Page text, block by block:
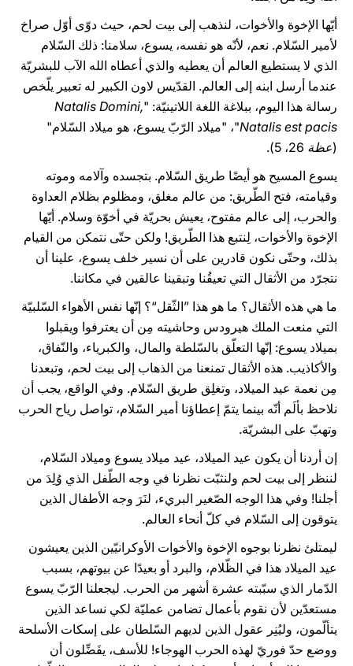
أيّها الإخوة والأخوات، لنذهب إلى بيت لحم، حيث دوّى أوّل صراخ
لأمير السّلام. نعم، لأنّه هو نفسه، يسوع، سلامنا: ذلك السّلام
الذي لا يستطيع العالم أن يعطيه والذي أعطاه الله الآب للبشريّة
عندما أرسل ابنه إلى العالم. القدّيس لاون الكبير له تعبير يلّخص
رسالة هذا اليوم، ببلاغة اللغة اللاتينيّة: "Natalis Domini,
Natalis est pacis"، "ميلاد الرّبّ يسوع، هو ميلاد السّلام"
(عظة
يسوع المسيح هو أيضًا طريق السّلام. بتجسده وآلامه وموته
وقيامته، فتح الطّريق: من عالم مغلق، ومظلوم بظلام العداوة
والحرب، إلى عالم مفتوح، يعيش بحريّة في أخوّة وسلام. أيّها
الإخوة والأخوات، لِنتبع هذا الطّريق! ولكن حتّى نتمكن من القيام
بذلك، وحتّى نكون قادرين على أن نسير خلف يسوع، علينا أن
نتجرّد من الأثقال التي تعيقُنا وتبقينا عالقين في مكاننا.
ما هي هذه الأثقال؟ ما هو هذا ”الثّقل“؟ إنّها نفس الأهواء السّلبيّة
التي منعت الملك هيرودس وحاشيته مِن أن يعترفوا ويقبلوا
بميلاد يسوع: إنّها التعلّق بالسّلطة والمال، والكبرياء، والنّفاق،
والأكاذيب. هذه الأثقال تمنعنا من الذهاب إلى بيت لحم، وتبعدنا
مِن نعمة عيد الميلاد، وتغلِق طريق السّلام. وفي الواقع، يجب أن
نلاحظ بألَم أنّه بينما يتمّ إعطاؤنا أمير السّلام، تواصل رياح الحرب
وتهبّ على البشريّة.
إن أردنا أن يكون عيد الميلاد، عيد ميلاد يسوع وميلاد السّلام،
لننظر إلى بيت لحم ولنثبّت نظرنا في وجه الطّفل الذي وُلِدَ من
أجلنا! وفي هذا الوجه الصّغير البريء، لنَرَ وجه الأطفال الذين
يتوقون إلى السّلام في كلّ أنحاء العالم.
ليمتلئ نظرنا بوجوه الإخوة والأخوات الأوكرانيّين الذين يعيشون
عيد الميلاد هذا في الظّلام، والبرد أو بعيدًا عن بيوتهم، بسبب
الدّمار الذي سبّبته عشرة أشهر من الحرب. ليجعلنا الرّبّ يسوع
مستعدّين لأن نقوم بأعمال تضامن عمليّة لكي نساعد الذين
يتألّمون، وليُنِر عقول الذين لديهم السّلطان على إسكات الأسلحة
ووضع حدّ فوريّ لهذه الحرب الهوجاء! للأسف، يفَضِّلون أن